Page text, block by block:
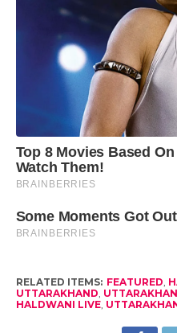
RELATED ITEMS: FEATURED,
UTTARAKHAND,
HALDWANI LIVE,